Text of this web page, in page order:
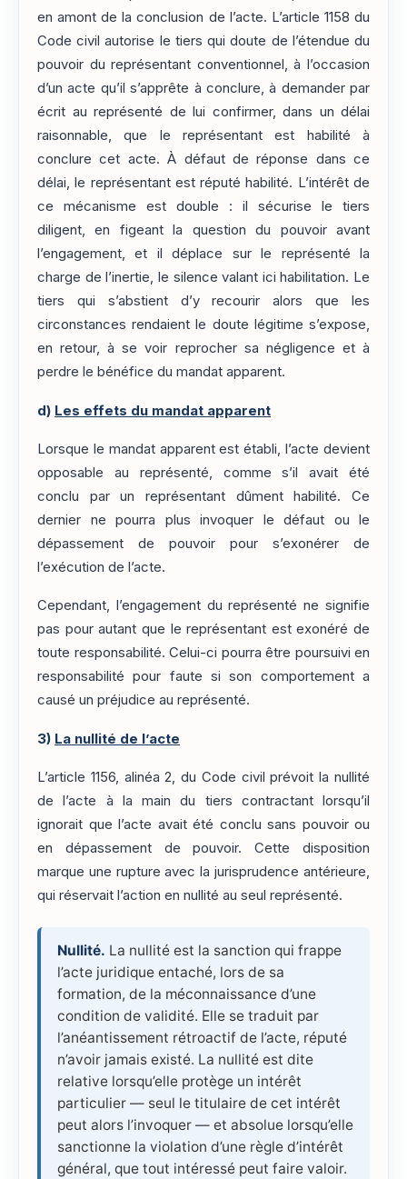
en amont de la conclusion de l’acte. L’article 1158 du
Code civil autorise le tiers qui doute de l’étendue du
pouvoir du représentant conventionnel, à l’occasion
d’un acte qu’il s’apprête à conclure, à demander par
écrit au représenté de lui confirmer, dans un délai
raisonnable, que le représentant est habilité à
conclure cet acte. À défaut de réponse dans ce
délai, le représentant est réputé habilité. L’intérêt de
ce mécanisme est double : il sécurise le tiers
diligent, en figeant la question du pouvoir avant
l’engagement, et il déplace sur le représenté la
charge de l’inertie, le silence valant ici habilitation. Le
tiers qui s’abstient d’y recourir alors que les
circonstances rendaient le doute légitime s’expose,
en retour, à se voir reprocher sa négligence et à
perdre le bénéfice du mandat apparent.
d) Les effets du mandat apparent
Lorsque le mandat apparent est établi, l’acte devient
opposable au représenté, comme s’il avait été
conclu par un représentant dûment habilité. Ce
dernier ne pourra plus invoquer le défaut ou le
dépassement de pouvoir pour s’exonérer de
l’exécution de l’acte.
Cependant, l’engagement du représenté ne signifie
pas pour autant que le représentant est exonéré de
toute responsabilité. Celui-ci pourra être poursuivi en
responsabilité pour faute si son comportement a
causé un préjudice au représenté.
3) La nullité de l’acte
L’article 1156, alinéa 2, du Code civil prévoit la nullité
de l’acte à la main du tiers contractant lorsqu’il
ignorait que l’acte avait été conclu sans pouvoir ou
en dépassement de pouvoir. Cette disposition
marque une rupture avec la jurisprudence antérieure,
qui réservait l’action en nullité au seul représenté.
Nullité. La nullité est la sanction qui frappe
l’acte juridique entaché, lors de sa
formation, de la méconnaissance d’une
condition de validité. Elle se traduit par
l’anéantissement rétroactif de l’acte, réputé
n’avoir jamais existé. La nullité est dite
relative lorsqu’elle protège un intérêt
particulier — seul le titulaire de cet intérêt
peut alors l’invoquer — et absolue lorsqu’elle
sanctionne la violation d’une règle d’intérêt
général, que tout intéressé peut faire valoir.